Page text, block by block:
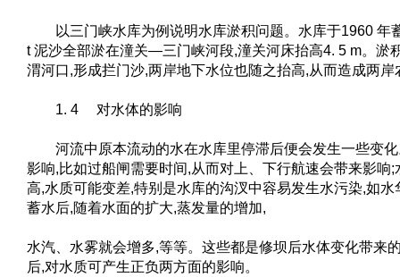
以三门峡水库为例说明水库淤积问题。水库于1960 年
t 泥沙全部淤在潼关—三门峡河段,潼关河床抬高4. 5 m。淤
渭河口,形成拦门沙,两岸地下水位也随之抬高,从而造成两岸
1. 4 对水体的影响
河流中原本流动的水在水库里停滞后便会发生一些变化
影响,比如过船闸需要时间,从而对上、下行航速会带来影响
高,水质可能变差,特别是水库的沟汊中容易发生水污染,如水
蓄水后,随着水面的扩大,蒸发量的增加,
水汽、水雾就会增多,等等。这些都是修坝后水体变化带来
后,对水质可产生正负两方面的影响。